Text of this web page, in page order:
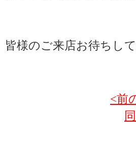
皆様のご来店お待ちし
<前